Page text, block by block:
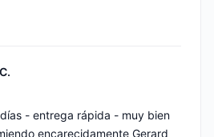
- entrega rápida - muy bien
encarecidamente Gerard